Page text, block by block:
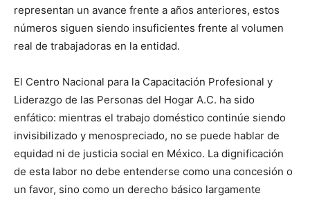
representan un avance frente a años anteriores, estos
números siguen siendo insuficientes frente al volumen
real de trabajadoras en la entidad.
El Centro Nacional para la Capacitación Profesional y
Liderazgo de las Personas del Hogar A.C. ha sido
enfático: mientras el trabajo doméstico continúe siendo
invisibilizado y menospreciado, no se puede hablar de
equidad ni de justicia social en México. La dignificación
de esta labor no debe entenderse como una concesión o
un favor, sino como un derecho básico largamente